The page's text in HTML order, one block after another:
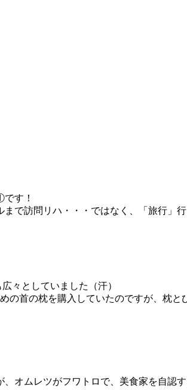
す！
で訪問リハ・・・ではなく、「旅行」行
々としていました（汗）
の首の枕を購入していたのですが、枕
オムレツがフワトロで、美食家を自認す